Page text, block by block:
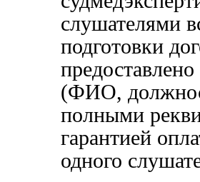
слушателями
подготовки
(ФИО,
полными
гарантией
одного